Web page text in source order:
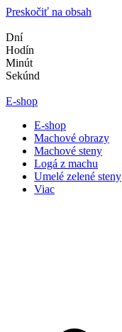
Preskočiť na obsah
Dní
Hodín
Minút
Sekúnd
E-shop
E-shop
Machové obrazy
Machové steny
Logá z machu
Umelé zelené steny
Viac